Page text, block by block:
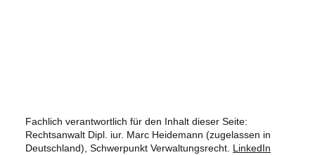
Fachlich verantwortlich für den Inhalt dieser Seite:
Rechtsanwalt Dipl. iur. Marc Heidemann (zugelassen in
Deutschland), Schwerpunkt Verwaltungsrecht. LinkedIn